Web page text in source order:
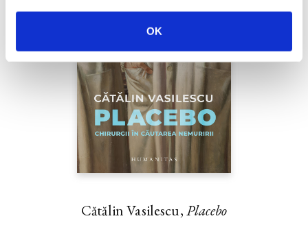
OK
Cătălin Vasilescu,Placebo